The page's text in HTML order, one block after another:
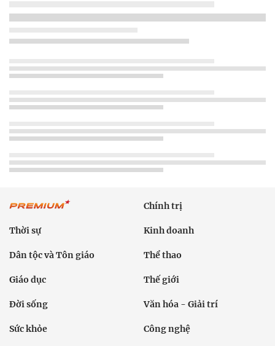
Chính trị
Thời sự Kinh doanh
Dân tộc và Tôn giáo Thể thao
Giáo dục Thế giới
Đời sống Văn hóa - Giải trí
Sức khỏe Công nghệ